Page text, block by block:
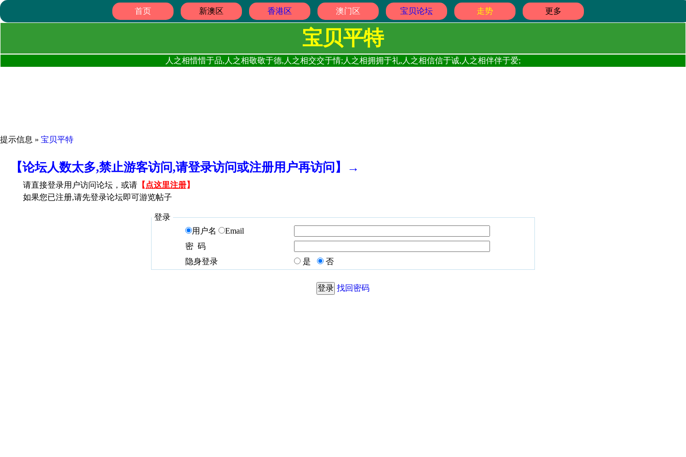
首页 新澳区 香港区 澳门区 宝贝论坛 走势 更多
宝贝平特
人之相惜惜于品,人之相敬敬于德,人之相交交于情;人之相拥拥于礼,人之相信信于诚,人之相伴伴于爱;
提示信息 » 宝贝平特
【论坛人数太多,禁止游客访问,请登录访问或注册用户再访问】→
请直接登录用户访问论坛，或请 【 点这里注册】
如果您已注册,请先登录论坛即可游览帖子
登录
用户名
Email
密 码
隐身登录
是 否
找回密码